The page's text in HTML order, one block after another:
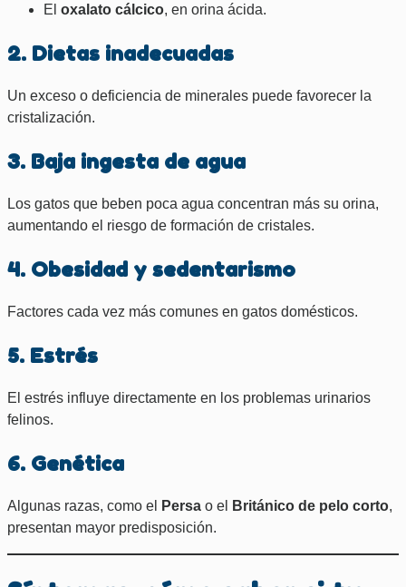
El oxalato cálcico, en orina ácida.
2. Dietas inadecuadas
Un exceso o deficiencia de minerales puede favorecer la
cristalización.
3. Baja ingesta de agua
Los gatos que beben poca agua concentran más su orina,
aumentando el riesgo de formación de cristales.
4. Obesidad y sedentarismo
Factores cada vez más comunes en gatos domésticos.
5. Estrés
El estrés influye directamente en los problemas urinarios
felinos.
6. Genética
Algunas razas, como el Persa o el Británico de pelo corto,
presentan mayor predisposición.